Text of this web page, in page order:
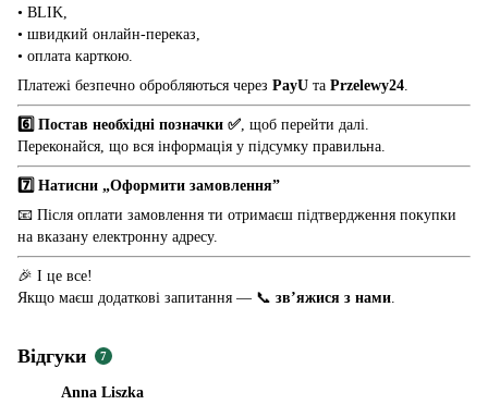
• BLIK,
• швидкий онлайн-переказ,
• оплата карткою.
Платежі безпечно обробляються через PayU та Przelewy24
6️⃣ Постав необхідні позначки ✅ , щоб перейти далі.
Переконайся, що вся інформація у підсумку правильна.
7️⃣ Натисни „Оформити замовлення”
📧 Після оплати замовлення ти отримаєш підтвердження покупки
на вказану електронну адресу.
🎉 І це все!
Якщо маєш додаткові запитання — 📞 зв’яжися з нами
Відгуки 7
Anna Liszka